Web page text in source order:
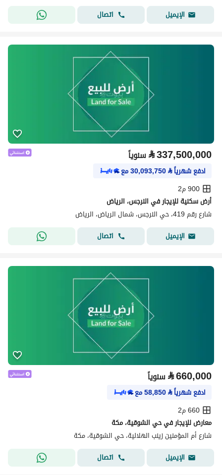
الإيميل
اتصال
⃁337,500,000 سنوياً
ادفع شهرياً⃁
30,093,750مع
900 م2
أرض سكنية للإيجار في النرجس، الرياض
شارع رقم 419، حي النرجس، شمال الرياض، الرياض
الإيميل
اتصال
⃁660,000 سنوياً
ادفع شهرياً⃁
58,850مع
660 م2
معارض للإيجار في حي الشوقية، مكة
شارع أم المؤمنين زينب الهلالية، حي الشوقية، مكة
الإيميل
اتصال